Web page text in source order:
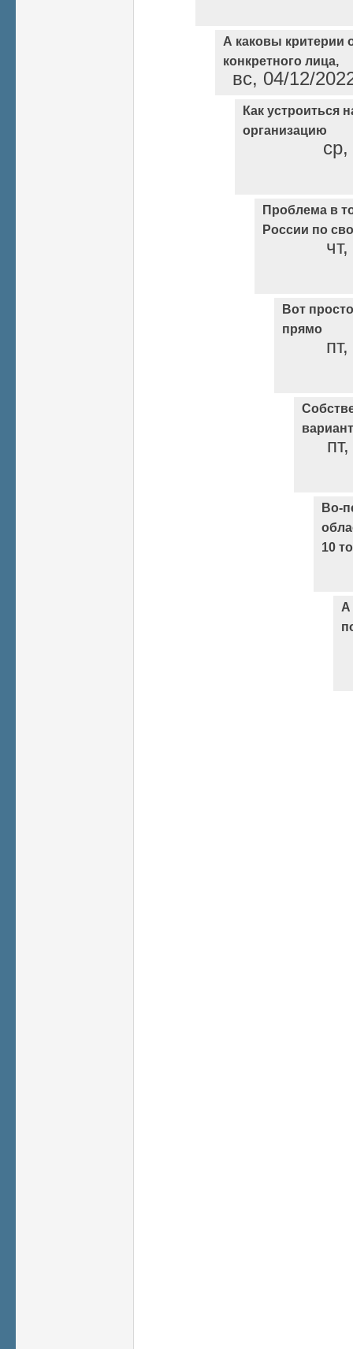
А каковы критерии
конкретного лица,
вс, 04/12/
Как устроиться
организацию
Проблема в
России по
Вот
прямо
Во-
10
А